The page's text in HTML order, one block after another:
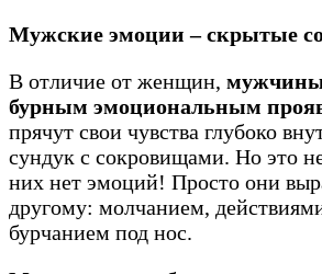
Мужские эмоции – скрытые
В отличие от женщин,
бурным эмоциональным
прячут свои чувства глубоко
сундук с сокровищами. Но это
них нет эмоций! Просто они
другому: молчанием,
бурчанием под нос.